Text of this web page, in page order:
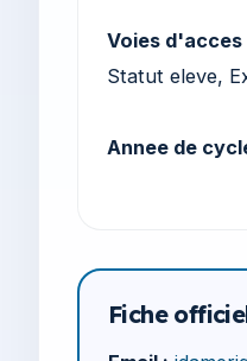
Voies d'acces
Statut eleve,
Annee de
Fiche